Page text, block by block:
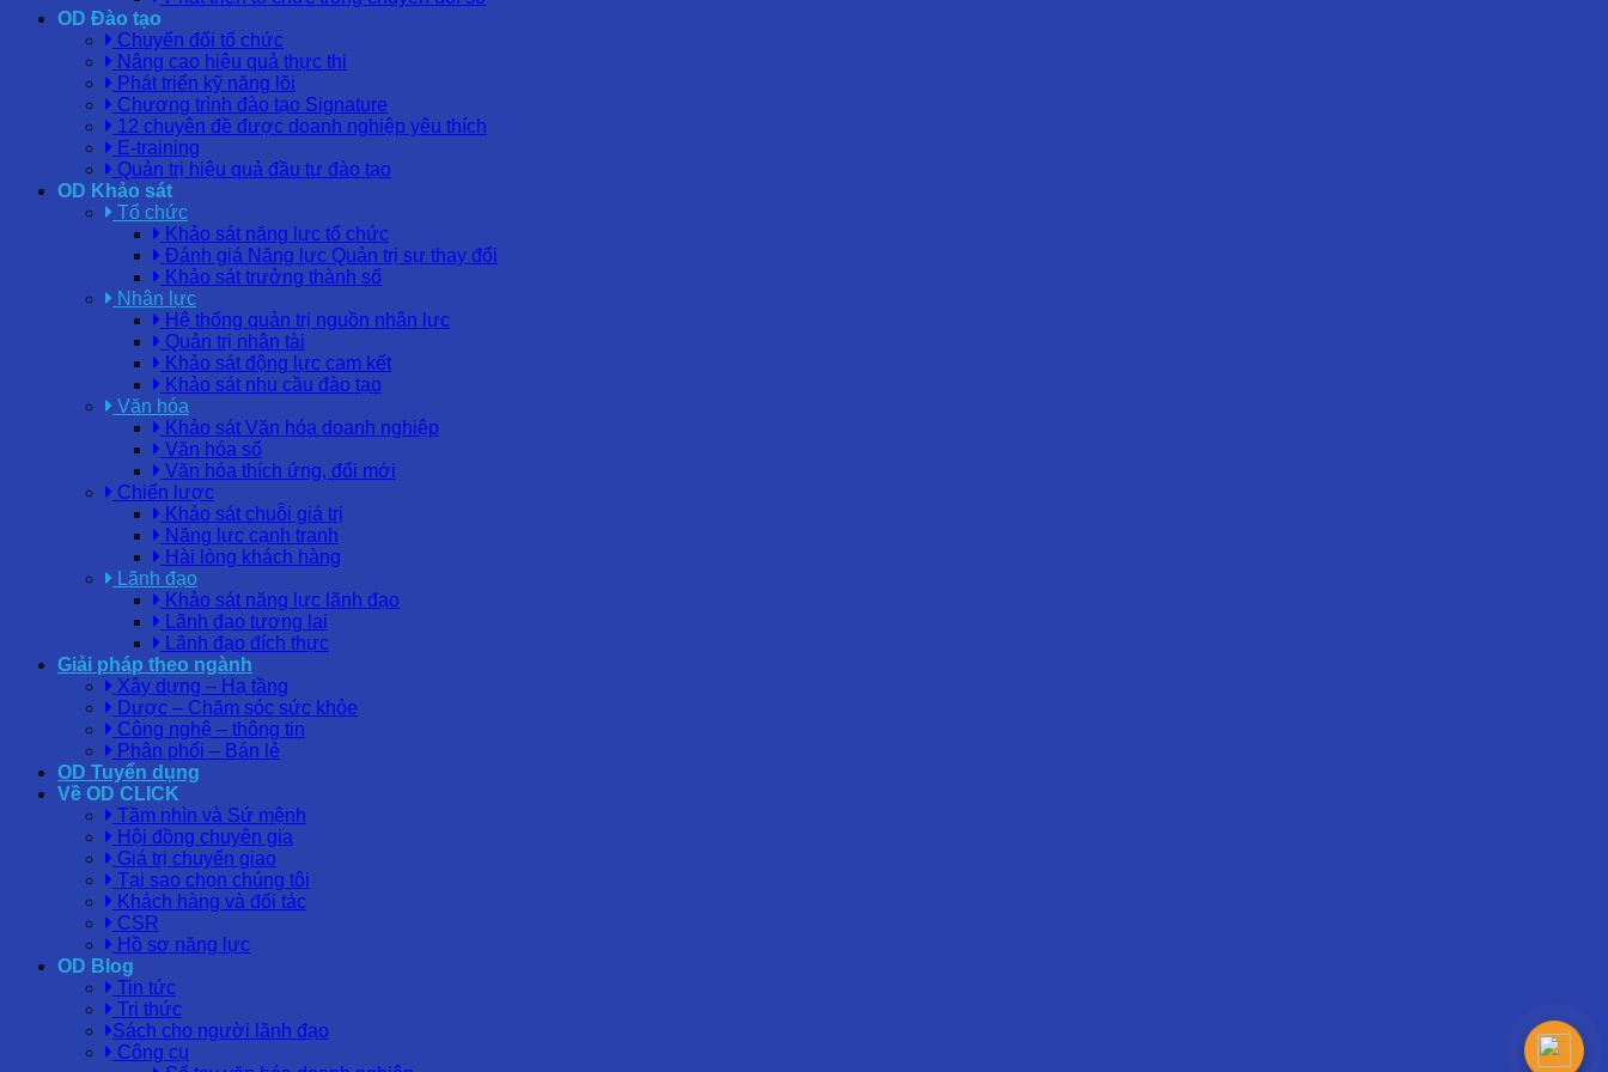
OD Đào tạo
Chuyển đổi tổ chức
Nâng cao hiệu quả thực thi
Phát triển kỹ năng lõi
Chương trình đào tạo Signature
12 chuyên đề được doanh nghiệp yêu thích
E-training
Quản trị hiệu quả đầu tư đào tạo
OD Khảo sát
Tổ chức
Khảo sát năng lực tổ chức
Đánh giá Năng lực Quản trị sự thay đổi
Khảo sát trưởng thành số
Nhân lực
Hệ thống quản trị nguồn nhân lực
Quản trị nhân tài
Khảo sát động lực cam kết
Khảo sát nhu cầu đào tạo
Văn hóa
Khảo sát Văn hóa doanh nghiệp
Văn hóa số
Văn hóa thích ứng, đổi mới
Chiến lược
Khảo sát chuỗi giá trị
Năng lực cạnh tranh
Hài lòng khách hàng
Lãnh đạo
Khảo sát năng lực lãnh đạo
Lãnh đạo tương lai
Lãnh đạo đích thực
Giải pháp theo ngành
Xây dựng – Hạ tầng
Dược – Chăm sóc sức khỏe
Công nghệ – thông tin
Phân phối – Bán lẻ
OD Tuyển dụng
Về OD CLICK
Tầm nhìn và Sứ mệnh
Hội đồng chuyên gia
Giá trị chuyển giao
Tại sao chọn chúng tôi
Khách hàng và đối tác
CSR
Hồ sơ năng lực
OD Blog
Tin tức
Tri thức
Sách cho người lãnh đạo
Công cụ